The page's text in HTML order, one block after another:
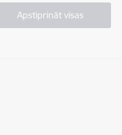
Apstiprināt visas